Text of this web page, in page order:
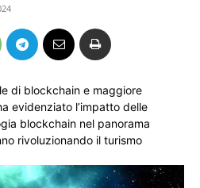
di blockchain e maggiore
evidenziato l’impatto delle
blockchain nel panorama
rivoluzionando il turismo